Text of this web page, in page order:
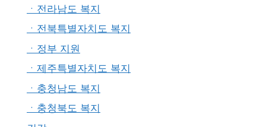
ㆍ전라남도 복지
ㆍ전북특별자치도 복지
ㆍ정부 지원
ㆍ제주특별자치도 복지
ㆍ충청남도 복지
ㆍ충청북도 복지